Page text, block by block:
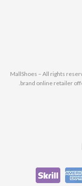
© 2025 MallShoes – All rights
brand online retailer